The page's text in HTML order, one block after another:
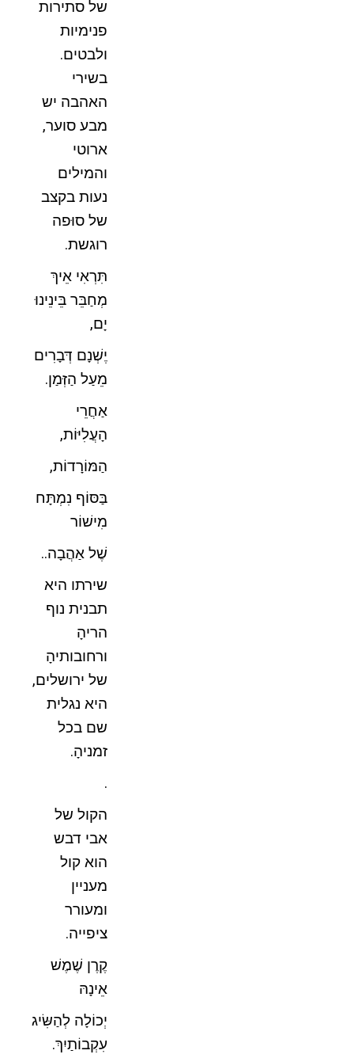
של סתירות
פנימיות
ולבטים.
בשירי
האהבה יש
מבע סוער,
ארוטי
והמילים
נעות בקצב
של סוּפה
רוגשת.
תִּרְאִי אֵיךְ
מְחַבֵּר בֵּינֵינוּ
יָם,
יֶשְׁנָם דְּבָרִים
מֵעַל הַזְּמַן.
אַחֲרֵי
הָעֲלִיּוֹת,
הַמּוֹרָדוֹת,
בַּסּוֹף נִמְתָּח
מִישׁוֹר
שֶׁל אַהֲבָה..
שירתו היא
תבנית נוף
הריהָ
ורחובותיהָ
של ירושלים,
היא נגלית
שם בכל
זמניהָ.
.
הקול של
אבי דבש
הוא קול
מעניין
ומעורר
ציפייה.
קֶרֶן שֶׁמֶשׁ
אֵינָהּ
יְכוֹלָה לְהַשִּׂיג
עִקְבוֹתַיִךְ.